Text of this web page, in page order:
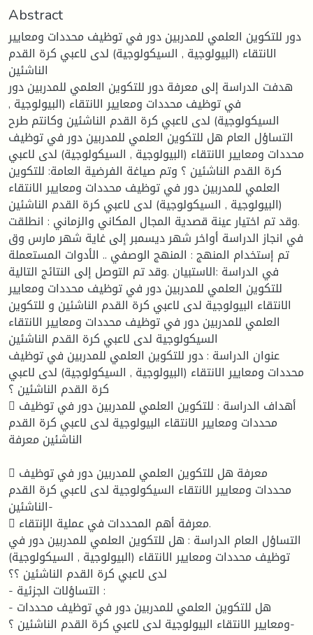
Abstract
دور للتكوين العلمي للمدربين دور في توظيف محددات ومعايير
الانتقاء (البيولوجية , السيكولوجية) لدى لاعبي كرة القدم
الناشئين
هدفت الدراسة إلى معرفة دور للتكوين العلمي للمدربين دور
في توظيف محددات ومعايير الانتقاء (البيولوجية ,
السيكولوجية) لدى لاعبي كرة القدم الناشئين وكانتم طرح
التساؤل العام هل للتكوين العلمي للمدربين دور في توظيف
محددات ومعايير الانتقاء (البيولوجية , السيكولوجية) لدى لاعبي
كرة القدم الناشئين ؟ وتم صياغة الفرضية العامة: للتكوين
العلمي للمدربين دور في توظيف محددات ومعايير الانتقاء
(البيولوجية , السيكولوجية) لدى لاعبي كرة القدم الناشئين
.وقد تم اختيار عينة قصدية المجال المكاني والزماني : انطلقت
في انجاز الدراسة أواخر شهر ديسمبر إلى غاية شهر مارس وق
تم إستخدام المنهج : المنهج الوصفي .. الأدوات المستعملة
في الدراسة :الاستبيان .وقد تم التوصل إلى النتائج التالية
للتكوين العلمي للمدربين دور في توظيف محددات ومعايير
الانتقاء البيولوجية لدى لاعبي كرة القدم الناشئين و للتكوين
العلمي للمدربين دور في توظيف محددات ومعايير الانتقاء
السيكولوجية لدى لاعبي كرة القدم الناشئين
عنوان الدراسة : دور للتكوين العلمي للمدربين في توظيف
محددات ومعايير الانتقاء (البيولوجية , السيكولوجية) لدى لاعبي
كرة القدم الناشئين ؟
 أهداف الدراسة : للتكوين العلمي للمدربين دور في توظيف
محددات ومعايير الانتقاء البيولوجية لدى لاعبي كرة القدم
الناشئين معرفة
 معرفة هل للتكوين العلمي للمدربين دور في توظيف
محددات ومعايير الانتقاء السيكولوجية لدى لاعبي كرة القدم
الناشئين-
 معرفة أهم المحددات في عملية الإنتقاء.
التساؤل العام الدراسة : هل للتكوين العلمي للمدربين دور في
توظيف محددات ومعايير الانتقاء (البيولوجية , السيكولوجية)
لدى لاعبي كرة القدم الناشئين ؟؟
- التساؤلات الجزئية :
- هل للتكوين العلمي للمدربين دور في توظيف محددات
ومعايير الانتقاء البيولوجية لدى لاعبي كرة القدم الناشئين ؟-